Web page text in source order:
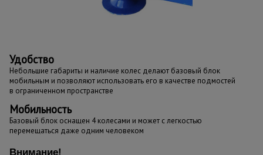
Удобство
Небольшие габариты и наличие колес делают базовый блок
мобильным и позволяют использовать его в качестве подмостей
в ограниченном пространстве
Мобильность
Базовый блок оснащен 4 колесами и может с легкостью
перемещаться даже одним человеком
Внимание!